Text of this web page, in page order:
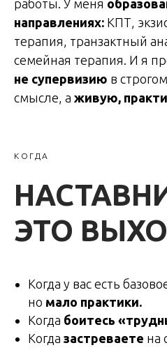
работы. У меня
направлениях: КПТ,
терапия, транзактный
семейная терапия. И я
не супервизию в
смысле, а живую,
КОГДА
ЭТО
Когда у вас есть
но мало практики.
Когда боитесь
Когда застреваете на